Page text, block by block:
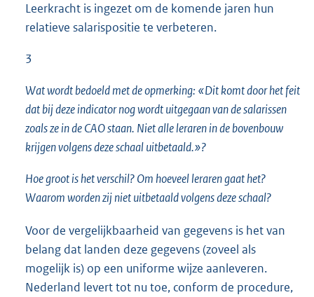
Leerkracht is ingezet om de komende jaren hun
relatieve salarispositie te verbeteren.
3
Wat wordt bedoeld met de opmerking: «Dit komt door het feit
dat bij deze indicator nog wordt uitgegaan van de salarissen
zoals ze in de CAO staan. Niet alle leraren in de bovenbouw
krijgen volgens deze schaal uitbetaald.»?
Hoe groot is het verschil? Om hoeveel leraren gaat het?
Waarom worden zij niet uitbetaald volgens deze schaal?
Voor de vergelijkbaarheid van gegevens is het van
belang dat landen deze gegevens (zoveel als
mogelijk is) op een uniforme wijze aanleveren.
Nederland levert tot nu toe, conform de procedure,